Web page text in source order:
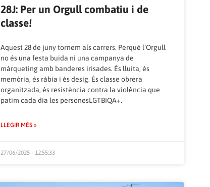
28J: Per un Orgull combatiu i de
classe!
Aquest 28 de juny tornem als carrers. Perquè l’Orgull
no és una festa buida ni una campanya de
màrqueting amb banderes irisades. És lluita, és
memòria, és ràbia i és desig. És classe obrera
organitzada, és resistència contra la violència que
patim cada dia les personesLGTBIQA+.
LLEGIR MÉS »
27/06/2025 - 12:55:33